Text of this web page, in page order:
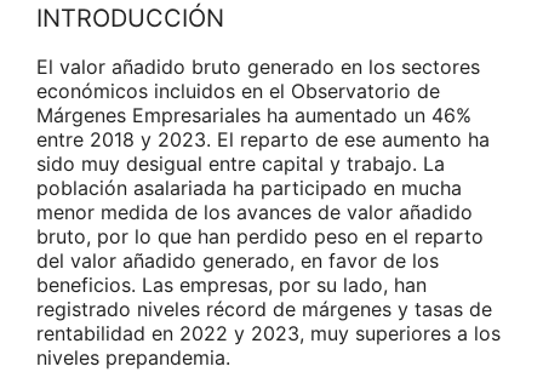
INTRODUCCIÓN
El valor añadido bruto generado en los sectores
económicos incluidos en el Observatorio de
Márgenes Empresariales ha aumentado un 46%
entre 2018 y 2023. El reparto de ese aumento ha
sido muy desigual entre capital y trabajo. La
población asalariada ha participado en mucha
menor medida de los avances de valor añadido
bruto, por lo que han perdido peso en el reparto
del valor añadido generado, en favor de los
beneficios. Las empresas, por su lado, han
registrado niveles récord de márgenes y tasas de
rentabilidad en 2022 y 2023, muy superiores a los
niveles prepandemia.